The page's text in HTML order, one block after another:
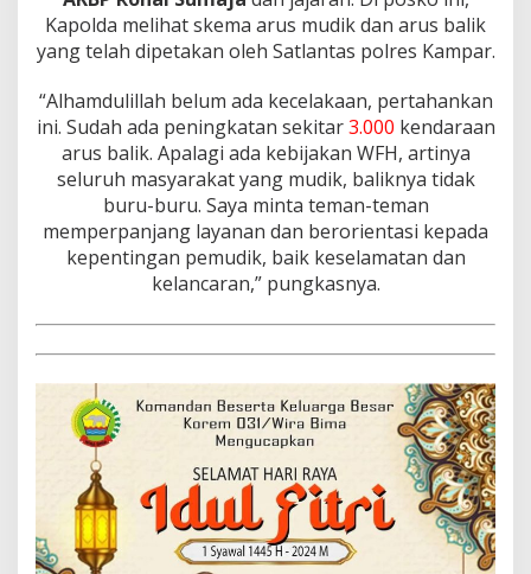
Kapolda melihat skema arus mudik dan arus balik
yang telah dipetakan oleh Satlantas polres Kampar.
“Alhamdulillah belum ada kecelakaan, pertahankan
ini. Sudah ada peningkatan sekitar3.000 kendaraan
arus balik. Apalagi ada kebijakan WFH, artinya
seluruh masyarakat yang mudik, baliknya tidak
buru-buru. Saya minta teman-teman
memperpanjang layanan dan berorientasi kepada
kepentingan pemudik, baik keselamatan dan
kelancaran,” pungkasnya.